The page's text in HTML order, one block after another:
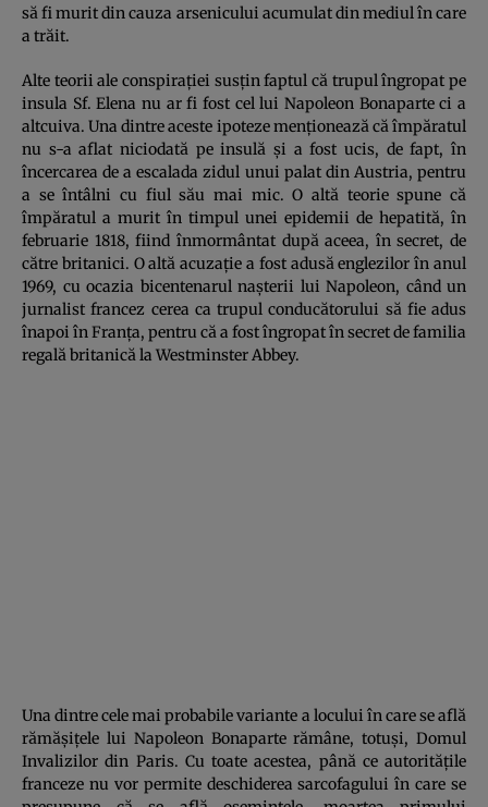
să fi murit din cauza arsenicului acumulat din mediul în care
a trăit.
Alte teorii ale conspiraţiei susţin faptul că trupul îngropat pe
insula Sf. Elena nu ar fi fost cel lui Napoleon Bonaparte ci a
altcuiva. Una dintre aceste ipoteze menţionează că împăratul
nu s-a aflat niciodată pe insulă şi a fost ucis, de fapt, în
încercarea de a escalada zidul unui palat din Austria, pentru
a se întâlni cu fiul său mai mic. O altă teorie spune că
împăratul a murit în timpul unei epidemii de hepatită, în
februarie 1818, fiind înmormântat după aceea, în secret, de
către britanici. O altă acuzaţie a fost adusă englezilor în anul
1969, cu ocazia bicentenarul naşterii lui Napoleon, când un
jurnalist francez cerea ca trupul conducătorului să fie adus
înapoi în Franţa, pentru că a fost îngropat în secret de familia
regală britanică la Westminster Abbey.
Una dintre cele mai probabile variante a locului în care se află
rămăşiţele lui Napoleon Bonaparte rămâne, totuşi, Domul
Invalizilor din Paris. Cu toate acestea, până ce autorităţile
franceze nu vor permite deschiderea sarcofagului în care se